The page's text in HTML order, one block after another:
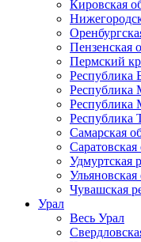
Кировская
Пензенская
Пермский
Республика
Республика
Республика
Республика
Самарская
Саратовская
Удмуртская
Ульяновская
Чувашская
Урал
Весь Урал